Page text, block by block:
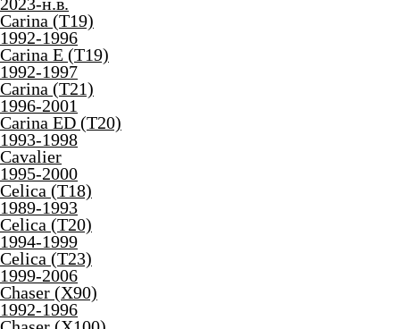
2023-н.в.
Carina (T19)
1992-1996
Carina E (T19)
1992-1997
Carina (T21)
1996-2001
Carina ED (T20)
1993-1998
Cavalier
1995-2000
Celica (T18)
1989-1993
Celica (T20)
1994-1999
Celica (T23)
1999-2006
Chaser (X90)
1992-1996